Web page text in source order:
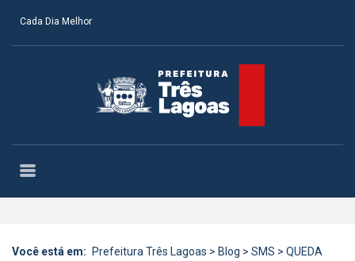
Cada Dia Melhor
Você está em: Prefeitura Três Lagoas > Blog > SMS > QUEDA